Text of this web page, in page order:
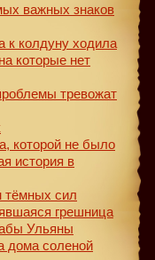
важных знаков
к колдуну ходила
которые нет
тревожат
которой не было
история в
сил
грешница
Ульяны
дома соленой